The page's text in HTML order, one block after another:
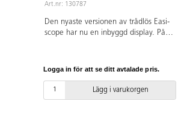
Art.nr: 130787
Den nyaste versionen av trådlös Easi-
scope har nu en inbyggd display. På
upp sig mot någon enhet. Perfekt till
material, se närmare på insekter, löv,
huden m.m. Easi-scope förstorar upp
Logga in för att se ditt avtalade pris.
Lägg i varukorgen